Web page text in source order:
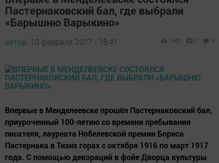
Пастернаковский бал, где выбрали
«Барышню Варыкино»
автор, 10 февраля 2017 - 18:41 1500 0 0
Впервые в Менделеевске прошёл Пастернаковский бал,
приуроченный 100-летию со времени пребывания
писателя, лауреата Нобелевской премии Бориса
Пастернака в Тихих горах с октября 1916 по март 1917
года. С помощью декораций в фойе Дворца культуры